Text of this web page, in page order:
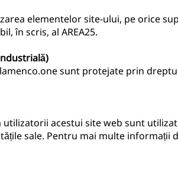
elementelor site-ului, pe orice
în scris, al AREA25.
sunt protejate prin
utilizatorii acestui site web sunt
sale. Pentru mai multe